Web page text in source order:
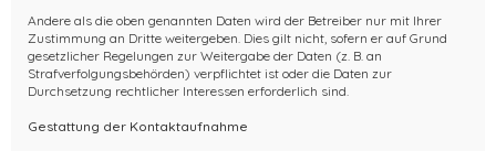
Andere als die oben genannten Daten wird der Betreiber nur mit Ihrer
Zustimmung an Dritte weitergeben. Dies gilt nicht, sofern er auf Grund
gesetzlicher Regelungen zur Weitergabe der Daten (z. B. an
Strafverfolgungsbehörden) verpflichtet ist oder die Daten zur
Durchsetzung rechtlicher Interessen erforderlich sind.
Gestattung der Kontaktaufnahme